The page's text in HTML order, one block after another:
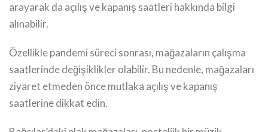
arayarak da açılış ve kapanış saatleri hakkında bilgi
alınabilir.
Özellikle pandemi süreci sonrası, mağazaların çalışma
saatlerinde değişiklikler olabilir. Bu nedenle, mağazaları
ziyaret etmeden önce mutlaka açılış ve kapanış
saatlerine dikkat edin.